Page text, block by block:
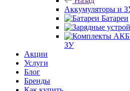
Аккумуляторы и
Батареи
ЗУ
Акции
Услуги
Блог
Бренды